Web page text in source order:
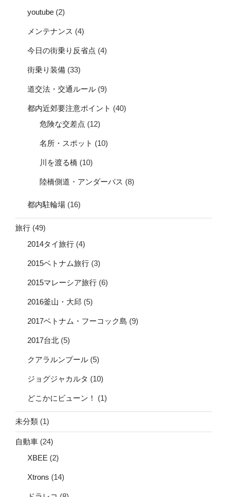
youtube (2)
メンテナンス (4)
今日の街乗り反省点 (4)
街乗り装備 (33)
道交法・交通ルール (9)
都内近郊要注意ポイント (40)
危険な交差点 (12)
名所・スポット (10)
川を渡る橋 (10)
陸橋側道・アンダーパス (8)
都内駐輪場 (16)
旅行 (49)
2014タイ旅行 (4)
2015ベトナム旅行 (3)
2015マレーシア旅行 (6)
2016釜山・大邱 (5)
2017ベトナム・フーコック島 (9)
2017台北 (5)
クアラルンプール (5)
ジョグジャカルタ (10)
どこかにビューン！ (1)
未分類 (1)
自動車 (24)
XBEE (2)
Xtrons (14)